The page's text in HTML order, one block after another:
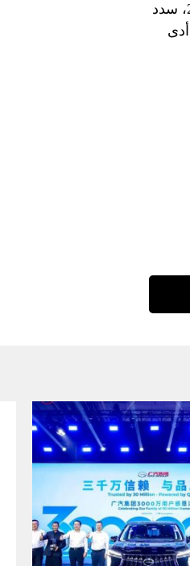
توفر الحفرة الثامنة عشرة فرصًا مثيرة للنسر. في بطولة Taiheiyo Masters لعام 2020، سدد
أدى